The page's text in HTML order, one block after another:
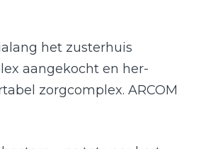
het zusterhuis
aangekocht en her-
zorgcomplex. ARCOM